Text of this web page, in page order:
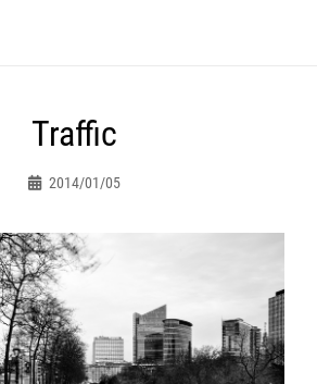
Traffic
2014/01/05